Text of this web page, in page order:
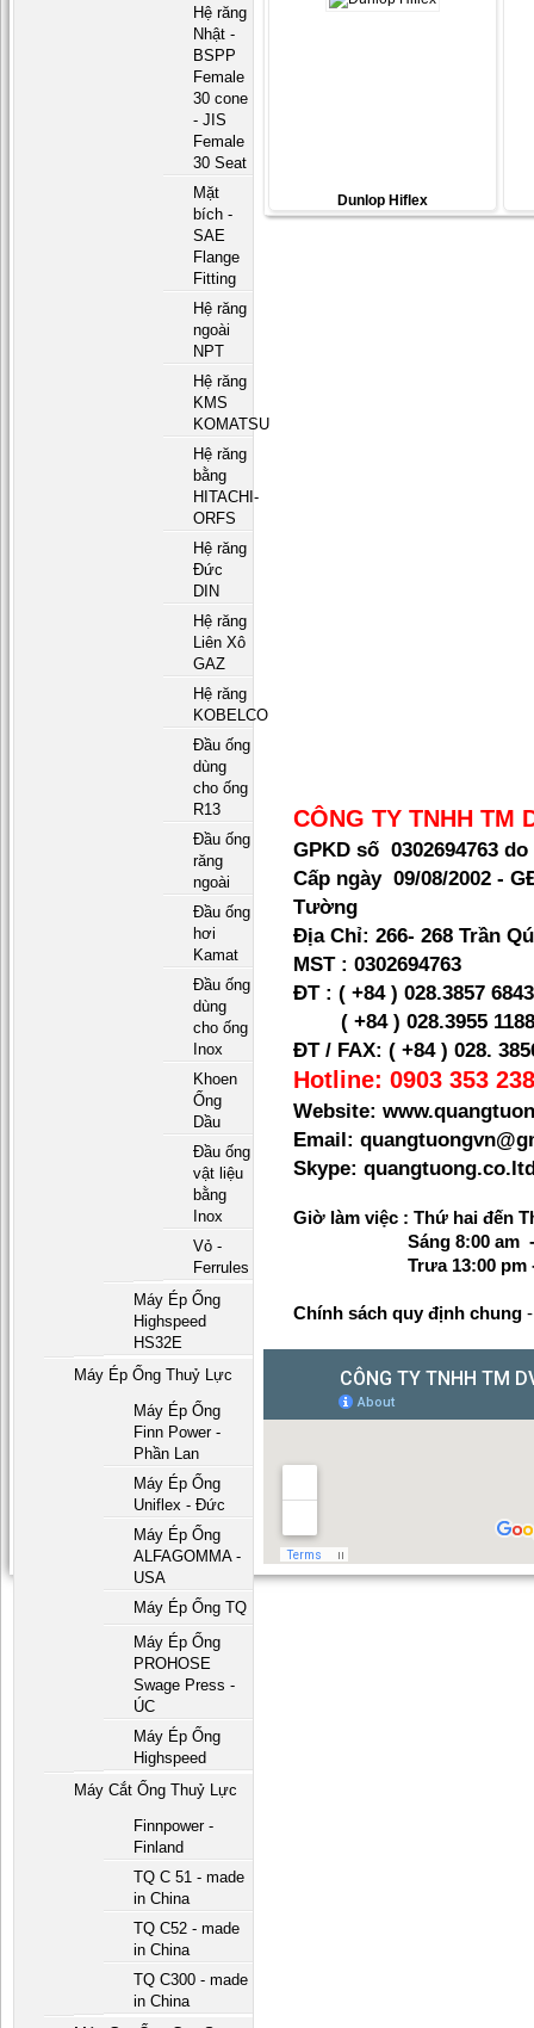
Hệ răng
Nhật -
BSPP
Female
30 cone
- JIS
Female
30 Seat
Mặt
bích -
SAE
Flange
Fitting
Hệ răng
ngoài
NPT
Hệ răng
KMS
KOMATSU
Hệ răng
bằng
HITACHI-
ORFS
Hệ răng
Đức
DIN
Hệ răng
Liên Xô
GAZ
Hệ răng
KOBELCO
Đầu ống
dùng
cho ống
R13
Đầu ống
răng
ngoài
Đầu ống
hơi
Kamat
Đầu ống
dùng
cho ống
Inox
Khoen
Ống
Dầu
Đầu ống
vật liệu
bằng
Inox
Vỏ -
Ferrules
Máy Ép Ống
Highspeed
HS32E
Máy Ép Ống Thuỷ Lực
Máy Ép Ống
Finn Power -
Phần Lan
Máy Ép Ống
Uniflex - Đức
Máy Ép Ống
ALFAGOMMA -
USA
Máy Ép Ống TQ
Máy Ép Ống
PROHOSE
Swage Press -
ÚC
Máy Ép Ống
Highspeed
Máy Cắt Ống Thuỷ Lực
Finnpower -
Finland
TQ C 51 - made
in China
TQ C52 - made
in China
TQ C300 - made
in China
Dunlop Hiflex
CÔNG TY TNHH TM
GPKD số 0302694763
Cấp ngày 09/08/2002 -
Tường
Địa Chỉ: 266- 268 Trần
MST : 0302694763
ĐT : ( +84 ) 028.3857
( +84 ) 028.3955
ĐT / FAX: ( +84 ) 028.
Hotline: 0903 353
Website:
Email:
Skype:
Giờ làm việc : Thứ hai đến
Sáng 8:00 am -
Trưa 13:00 pm -
Chính sách quy định chung